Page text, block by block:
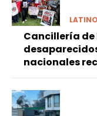
Cancillería de
nacionales